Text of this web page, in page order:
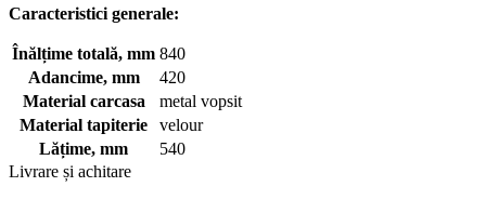
Caracteristici generale:
Înălțime totală, mm 840
Adancime, mm
420
Material carcasa
metal vopsit
Material tapiterie
velour
Lățime, mm
540
Livrare și achitare